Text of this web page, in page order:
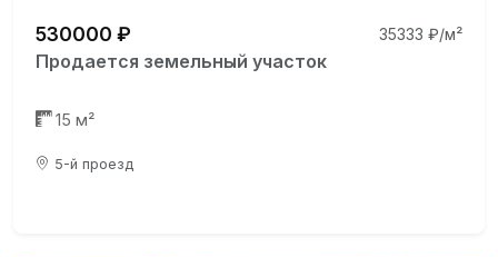
530000 ₽ 35333 ₽/м²
Продается земельный участок
15 м²
5-й проезд